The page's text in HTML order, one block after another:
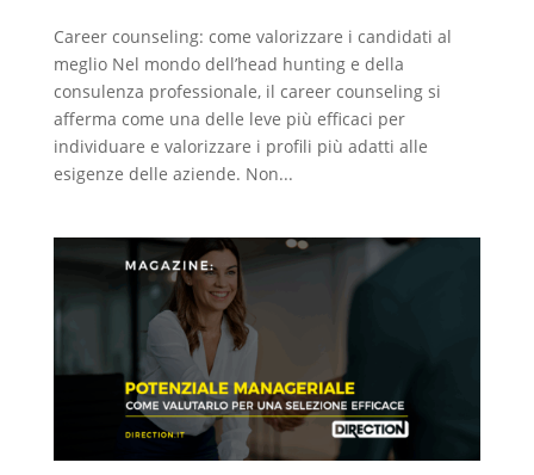
Career counseling: come valorizzare i candidati al
meglio Nel mondo dell’head hunting e della
consulenza professionale, il career counseling si
afferma come una delle leve più efficaci per
individuare e valorizzare i profili più adatti alle
esigenze delle aziende. Non...